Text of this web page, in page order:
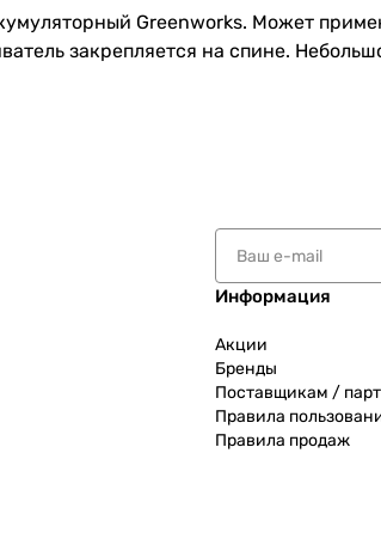
Greenworks. Может
закрепляется на спине.
Информация
Акции
Бренды
Поставщикам /
Правила
Правила продаж